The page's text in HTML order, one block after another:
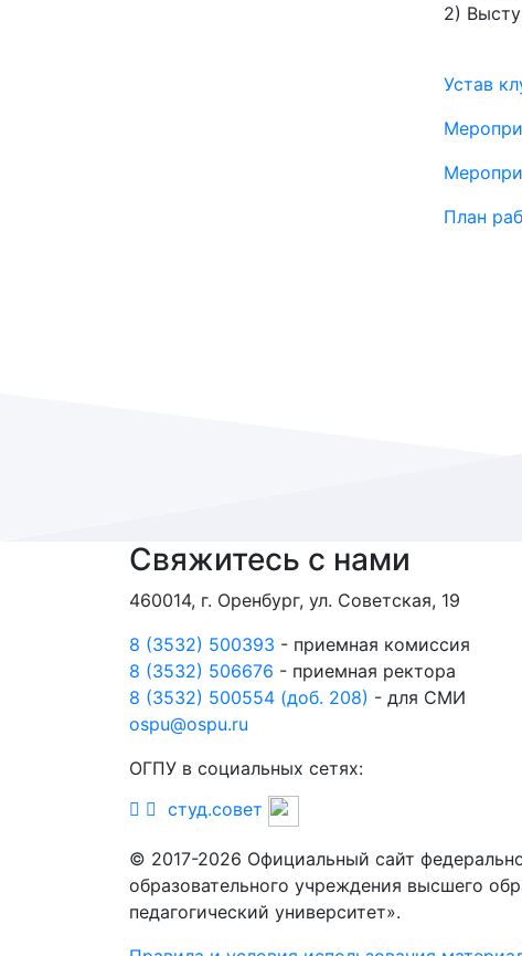
2)
Устав
План
Свяжитесь с нами
460014, г. Оренбург, ул. Советская, 19
8 (3532) 500393 - приемная комиссия
8 (3532) 506676 - приемная ректора
8 (3532) 500554 (доб. 208) - для СМИ
ospu@ospu.ru
ОГПУ в социальных сетях:
студ.совет
© 2017-2026 Официальный сайт
образовательного учреждения высшего
педагогический университет».